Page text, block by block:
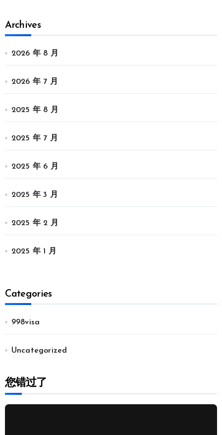
Archives
2026 年 8 月
2026 年 7 月
2025 年 8 月
2025 年 7 月
2025 年 6 月
2025 年 3 月
2025 年 2 月
2025 年 1 月
Categories
998visa
Uncategorized
您错过了